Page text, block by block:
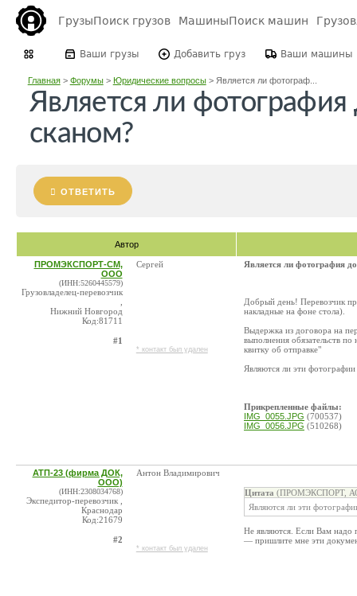
ГрузыПоиск грузов МашиныПоиск машин
Ваши грузы Добавить груз Ваши машины
Главная> Форумы> Юридические вопросы> Является ли фотограф...
Является ли фотография
сканом?
ОТВЕТИТЬ
Автор
ПРОМЭКСПОРТ-СМ,
ООО
(ИНН:5260445579)
Грузовладелец-перевозчик
Нижний Новгород
Код:81711
#1
Сергей
* контакт был удален
Является ли фотография
Добрый день! Перевозчик
накладные на фоне стола).
Выдержка из договора на
выполнения обязательств
квитку об отправке"
Являются ли эти
Прикрепленные файлы:
IMG_0055.JPG (700537)
IMG_0056.JPG (510268)
АТП-23 (фирма ДОК,
ООО)
(ИНН:2308034768)
Экспедитор-перевозчик ,
Краснодар
Код:21679
#2
Антон Владимирович
* контакт был удален
Цитата (ПРОМЭКСПОРТ, АО
Являются ли эти
Не являются. Если Вам надо
— пришлите мне эти